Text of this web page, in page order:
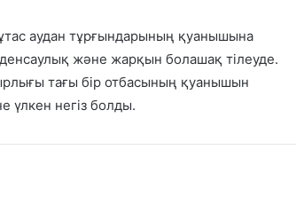
аудан тұрғындарының қуанышына
және жарқын болашақ тілеуде.
тағы бір отбасының қуанышын
үлкен негіз болды.